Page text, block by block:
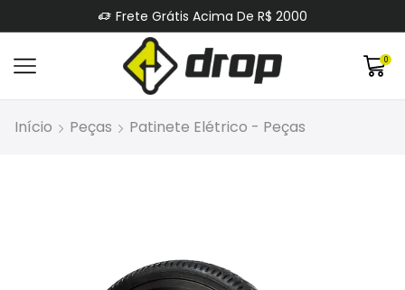
Frete Grátis Acima De R$ 2000
0
Início Peças Patinete Elétrico - Peças